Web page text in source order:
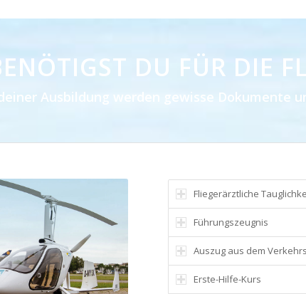
DU FÜR DIE
Ausbildung werden gewisse Dokumente
Fliegerärztliche
Führungszeugnis
Auszug aus dem
Erste-Hilfe-Kurs